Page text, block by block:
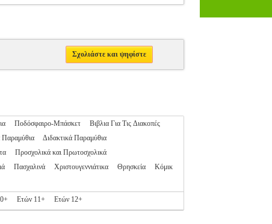
Σχολιάστε και ψηφίστε
Ποδόσφαιρο-Μπάσκετ
Βιβλια Για Τις Διακοπές
Διδακτικά Παραμύθια
Προσχολικά και Πρωτοσχολικά
Πασχαλινά Χριστουγεννιάτικα Θρησκεία
Κόμικ
Ετών 11+ Ετών 12+